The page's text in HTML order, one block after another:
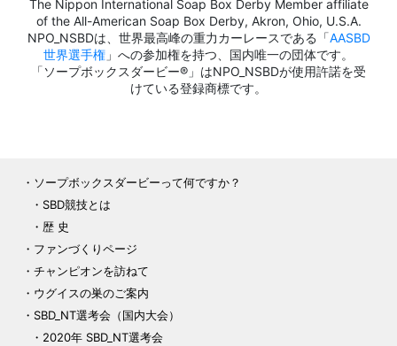
The Nippon International Soap Box Derby Member affiliate
of the All-American Soap Box Derby, Akron, Ohio, U.S.A.
NPO_NSBDは、世界最高峰の重力カーレースである「AASBD
世界選手権 」への参加権を持つ、国内唯一の団体です。
「ソープボックスダービー®」はNPO_NSBDが使用許諾を受
けている登録商標です。
ソープボックスダービーって何ですか？
SBD競技とは
歴 史
ファンづくりページ
チャンピオンを訪ねて
ウグイスの巣のご案内
SBD_NT選考会（国内大会）
2020年 SBD_NT選考会